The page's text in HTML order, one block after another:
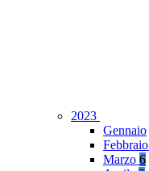
2023
Gennaio
Febbraio
Marzo 6